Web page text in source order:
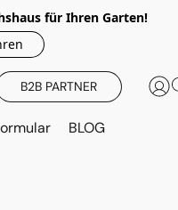
für Ihren Garten!
B2B PARTNER
BLOG